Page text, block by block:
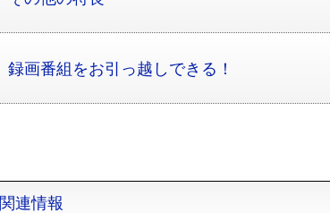
録画番組をお引っ越しできる！
関連情報